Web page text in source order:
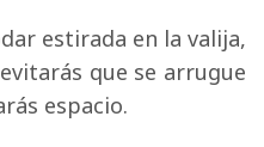
estirada en la valija,
que se arrugue
espacio.